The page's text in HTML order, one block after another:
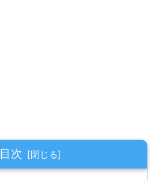
目次